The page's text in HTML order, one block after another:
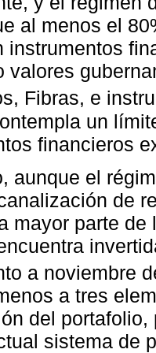
al menos el
instrumentos
valores
Fibras, e
un
financieros
aunque el
de
mayor parte
a noviembre
a tres
del
sistema de